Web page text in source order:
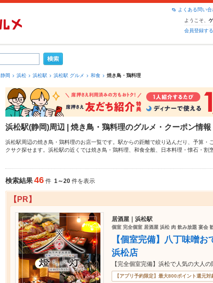
よくある問い
ようこそ、
会員登録する
静岡 浜松 浜松駅 浜松駅 グルメ 和食 焼き鳥・鶏料理
浜松駅(静岡)周辺 | 焼き鳥・鶏料理のグルメ・クーポン情報
浜松駅周辺の焼き鳥・鶏料理のお店一覧です。駅からの距離で絞り込んだり、予算
クサク探せます。浜松駅の近くでは焼き鳥・鶏料理、 和食全般 日本料理・懐石・割
や季節のおす
検索結果46 件 1～20 件を表示
【PR】
居酒屋｜浜松駅
個室 完全個室 居酒屋 浜松 肉 飲み放題 宴会
【個室完備】八丁味噌
浜松店
【完全個室完備】浜松で人気の大人
【アプリ予約限定】最大800ポイント還元対